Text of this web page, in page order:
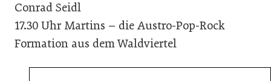
Conrad Seidl
17.30 Uhr Martins – die Austro-Pop-Rock
Formation aus dem Waldviertel